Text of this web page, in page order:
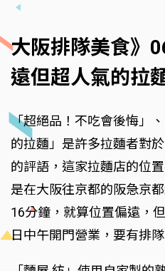
大阪排隊美食》
遠但超人氣的拉
「超絕品！不吃會後悔」
的拉麵」是許多拉麵者對
的評語，這家拉麵店的位
是在大阪往京都的阪急京
16分鐘，就算位置偏遠，
日中午開門營業，要有排